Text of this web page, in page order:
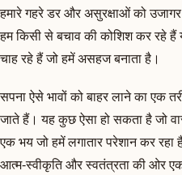
हमारे गहरे डर और असुरक्षाओं को
हम किसी से बचाव की कोशिश कर रहे
चाह रहे हैं जो हमें असहज बनाता है।
सपना ऐसे भावों को बाहर लाने का एक
जाते हैं। यह कुछ ऐसा हो सकता है जो
एक भय जो हमें लगातार परेशान कर
आत्म-स्वीकृति और स्वतंत्रता की ओर